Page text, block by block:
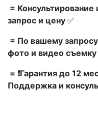
=
запрос и цену ✅
= По вашему
фото и видео съемку
= ❗Гарантия до 12
Поддержка и